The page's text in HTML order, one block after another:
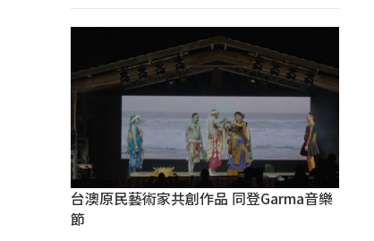
台澳原民藝術家共創作品 同登Garma音樂
節